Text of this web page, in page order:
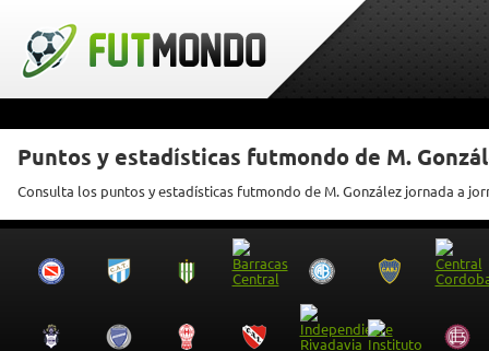
Puntos y estadísticas futmondo de M.
Consulta los puntos y estadísticas futmondo de M. González jornada a